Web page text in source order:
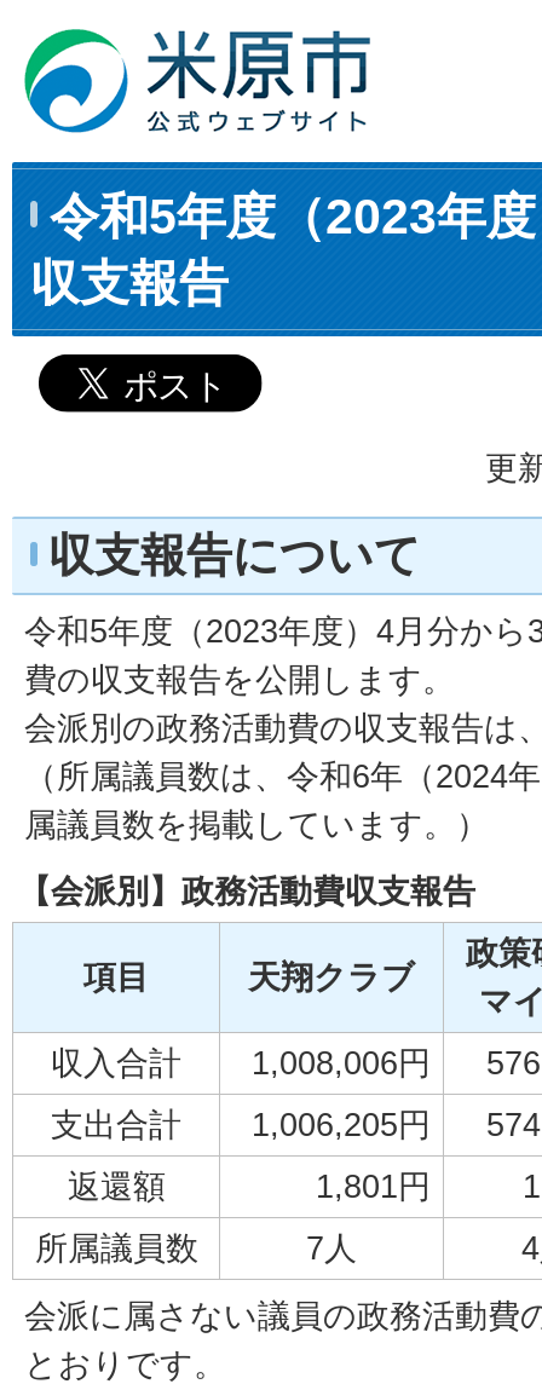
令和5年度（2023年
収支報告
更
収支報告について
令和5年度（2023年度）4月分か
費の収支報告を公開します。
会派別の政務活動費の収支報告は
（所属議員数は、令和6年（2024
属議員数を掲載しています。）
【会派別】政務活動費収支報告
項目 天翔クラブ
政策
マ
収入合計
1,008,006円
支出合計
1,006,205円
返還額
1,801円
所属議員数
7人
会派に属さない議員の政務活動費
とおりです。